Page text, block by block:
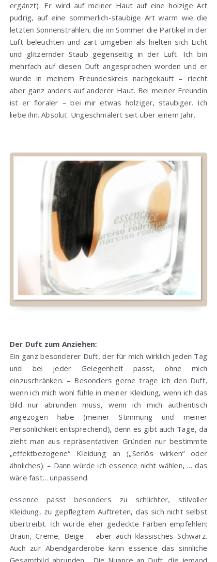
ergänzt). Er wird auf meiner Haut auf eine holzige Art
pudrig, auf eine sommerlich-staubige Art warm wie die
letzten Sonnenstrahlen, die im Sommer die Partikel in der
Luft beleuchten und zart umgeben als hielten sich Licht
und glitzernder Staub gegenseitig in der Luft. Ich bin
mehrfach auf diesen Duft angesprochen worden und er
wurde in meinem Freundeskreis nachgekauft – riecht
aber ganz anders auf anderer Haut. Bei meiner Freundin
ist er floraler – bei mir etwas holziger, staubiger. Ich
liebe ihn. Absolut. Ungeschmälert seit über einem Jahr.
Der Duft zum Anziehen:
Ein ganz besonderer Duft, der für mich wirklich jeden Tag
und bei jeder Gelegenheit passt, ohne mich
einzuschränken. – Besonders gerne trage ich den Duft,
wenn ich mich wohl fühle in meiner Kleidung, wenn ich das
Bild nur abrunden muss, wenn ich mich authentisch
angezogen habe (meiner Stimmung und meiner
Persönlichkeit entsprechend), denn es gibt auch Tage, da
zieht man aus repräsentativen Gründen nur bestimmte
„effektbezogene“ Kleidung an („Seriös wirken“ oder
ähnliches). – Dann würde ich essence nicht wählen, … das
wäre fast… unpassend.
essence passt besonders zu schlichter, stilvoller
Kleidung, zu gepflegtem Auftreten, das sich nicht selbst
übertreibt. Ich würde eher gedeckte Farben empfehlen:
Braun, Creme, Beige – aber auch klassisches Schwarz.
Auch zur Abendgarderobe kann essence das sinnliche
Gesamtbild abrunden… Die Nuance an Duft, die jemand